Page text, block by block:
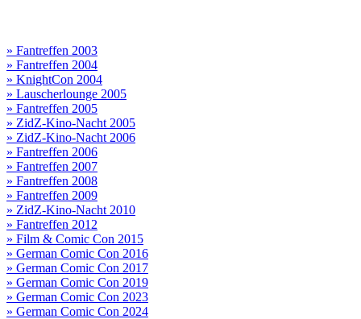
» Fantreffen 2003
» Fantreffen 2004
» KnightCon 2004
» Lauscherlounge 2005
» Fantreffen 2005
» ZidZ-Kino-Nacht 2005
» ZidZ-Kino-Nacht 2006
» Fantreffen 2006
» Fantreffen 2007
» Fantreffen 2008
» Fantreffen 2009
» ZidZ-Kino-Nacht 2010
» Fantreffen 2012
» Film & Comic Con 2015
» German Comic Con 2016
» German Comic Con 2017
» German Comic Con 2019
» German Comic Con 2023
» German Comic Con 2024